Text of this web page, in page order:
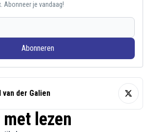
Abonneer je vandaag!
Abonneren
van der Galien
lezen